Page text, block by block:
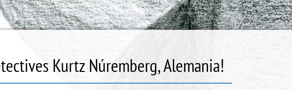
Kurtz Núremberg, Alemania!